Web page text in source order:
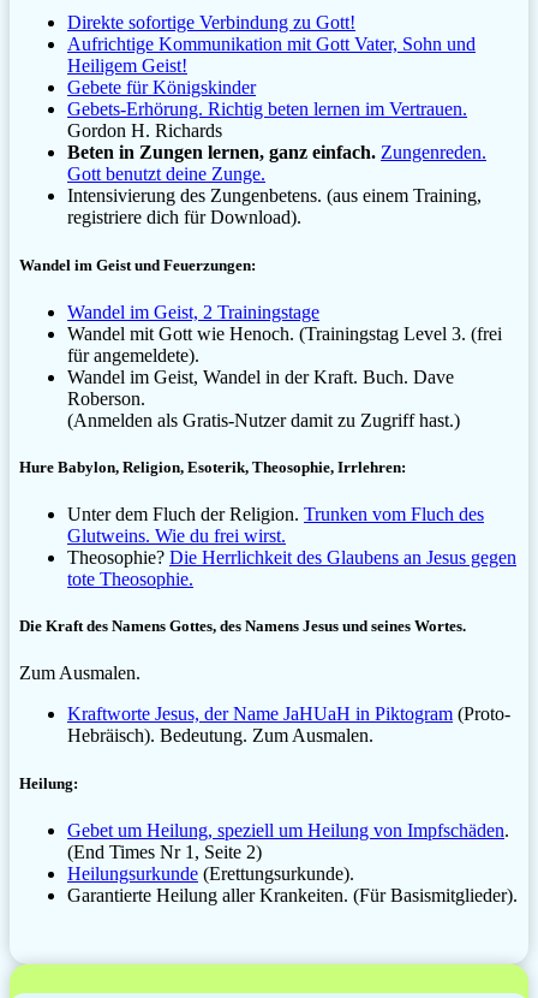
Direkte sofortige Verbindung zu Gott!
Aufrichtige Kommunikation mit Gott Vater, Sohn und
Heiligem Geist!
Gebete für Königskinder
Gebets-Erhörung. Richtig beten lernen im Vertrauen.
Gordon H. Richards
Beten in Zungen lernen, ganz einfach. Zungenreden.
Gott benutzt deine Zunge.
Intensivierung des Zungenbetens. (aus einem Training,
registriere dich für Download).
Wandel im Geist und Feuerzungen:
Wandel im Geist, 2 Trainingstage
Wandel mit Gott wie Henoch. (Trainingstag Level 3. (frei
für angemeldete).
Wandel im Geist, Wandel in der Kraft. Buch. Dave
Roberson.
(Anmelden als Gratis-Nutzer damit zu Zugriff hast.)
Hure Babylon, Religion, Esoterik, Theosophie, Irrlehren:
Unter dem Fluch der Religion. Trunken vom Fluch des
Glutweins. Wie du frei wirst.
Theosophie? Die Herrlichkeit des Glaubens an Jesus gegen
tote Theosophie.
Die Kraft des Namens Gottes, des Namens Jesus und seines Wortes.
Zum Ausmalen.
Kraftworte Jesus, der Name JaHUaH in Piktogram (Proto-
Hebräisch). Bedeutung. Zum Ausmalen.
Heilung:
Gebet um Heilung, speziell um Heilung von Impfschäden.
(End Times Nr 1, Seite 2)
Heilungsurkunde (Erettungsurkunde).
Garantierte Heilung aller Krankeiten. (Für Basismitglieder).